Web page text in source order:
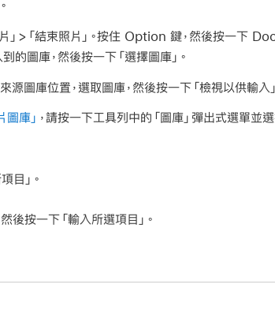
」>「結束照片」。按住 Option 鍵，然後按一下
的圖庫，然後按一下「選擇圖庫」。
源圖庫位置，選取圖庫，然後按一下「檢視以供輸入」
庫」 ，請按一下工具列中的「圖庫」彈出式選單並
目」。
後按一下「輸入所選項目」。